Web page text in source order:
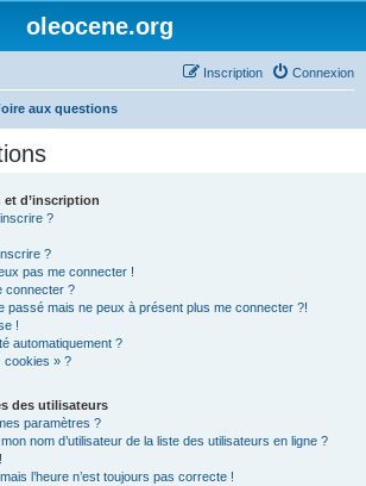
oleocene.org
Connexion
Inscription
aux questions
et d’inscription
?
?
pas me connecter !
connecter ?
passé mais ne peux à présent plus me connecter ?!
!
automatiquement ?
cookies » ?
des utilisateurs
paramètres ?
nom d’utilisateur de la liste des utilisateurs en ligne ?
l’heure n’est toujours pas correcte !